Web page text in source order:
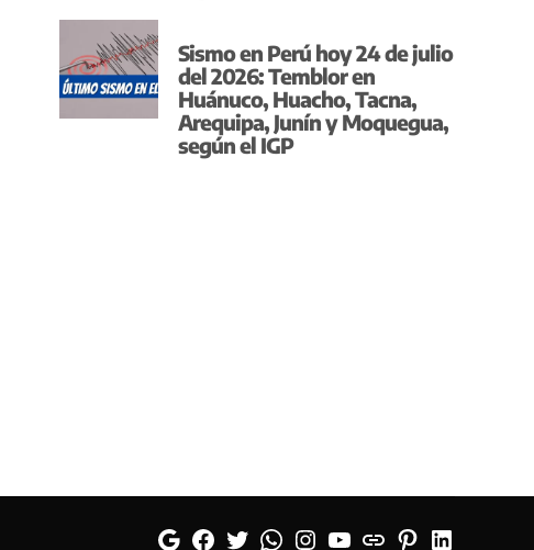
Sismo en Perú hoy 24 de julio
del 2026: Temblor en
Huánuco, Huacho, Tacna,
Arequipa, Junín y Moquegua,
según el IGP
GoogleFacebookTwitterWhatsappInstagramYouTube
Web PinterestLinkedin